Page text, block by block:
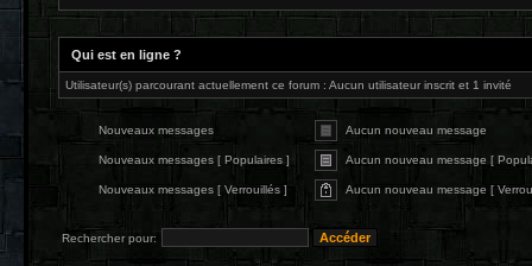
Qui est en ligne ?
Utilisateur(s) parcourant actuellement ce forum : Aucun utilisateur inscrit et 1 invité
Nouveaux messages Aucun nouveau message
Nouveaux messages [ Populaires ] Aucun nouveau message [
Nouveaux messages [ Verrouillés ] Aucun nouveau message [
Rechercher pour: